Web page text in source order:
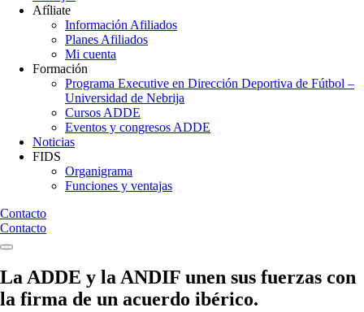
Afíliate
Información Afiliados
Planes Afiliados
Mi cuenta
Formación
Programa Executive en Dirección Deportiva de Fútbol –
Universidad de Nebrija
Cursos ADDE
Eventos y congresos ADDE
Noticias
FIDS
Organigrama
Funciones y ventajas
Contacto
Contacto
La ADDE y la ANDIF unen sus fuerzas con
la firma de un acuerdo ibérico.